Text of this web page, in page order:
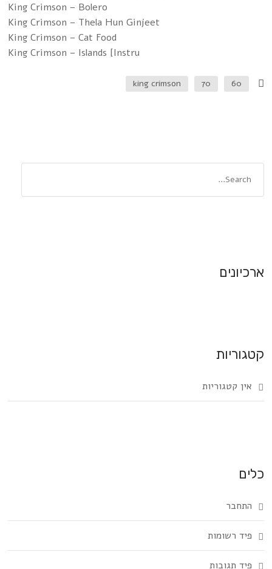
King Crimson – Bolero
King Crimson – Thela Hun Ginjeet
King Crimson – Cat Food
King Crimson – Islands [Instru
60
70
king crimson
ארכיונים
קטגוריות
אין קטגוריות
כלים
התחבר
פיד רשומות
פיד תגובות